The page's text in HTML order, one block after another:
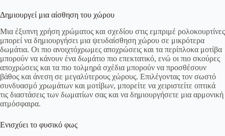
Δημιουργεί μια αίσθηση του χώρου
Μια έξυπνη χρήση χρώματος και σχεδίου στις εμπριμέ ρολοκουρτίνες
μπορεί να δημιουργήσει μια ψευδαίσθηση χώρου σε μικρότερα
δωμάτια. Οι πιο ανοιχτόχρωμες αποχρώσεις και τα περίπλοκα μοτίβα
μπορούν να κάνουν ένα δωμάτιο πιο επεκτατικό, ενώ οι πιο σκούρες
αποχρώσεις και τα πιο τολμηρά σχέδια μπορούν να προσθέσουν
βάθος και άνεση σε μεγαλύτερους χώρους. Επιλέγοντας τον σωστό
συνδυασμό χρωμάτων και μοτίβων, μπορείτε να χειριστείτε οπτικά
τις διαστάσεις των δωματίων σας και να δημιουργήσετε μια αρμονική
ατμόσφαιρα.
Ενισχύει το φυσικό φως